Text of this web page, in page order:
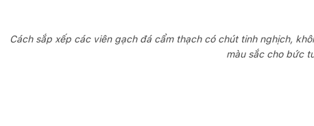
Cách sắp xếp các viên gạch đá cẩm thạch có chút tinh nghịch,
màu sắc cho bức